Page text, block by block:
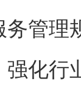
务管理
化行